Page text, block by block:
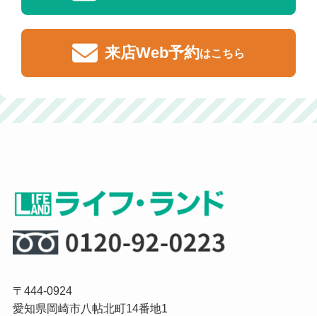
来店Web予約はこちら
〒444-0924
愛知県岡崎市八帖北町14番地1